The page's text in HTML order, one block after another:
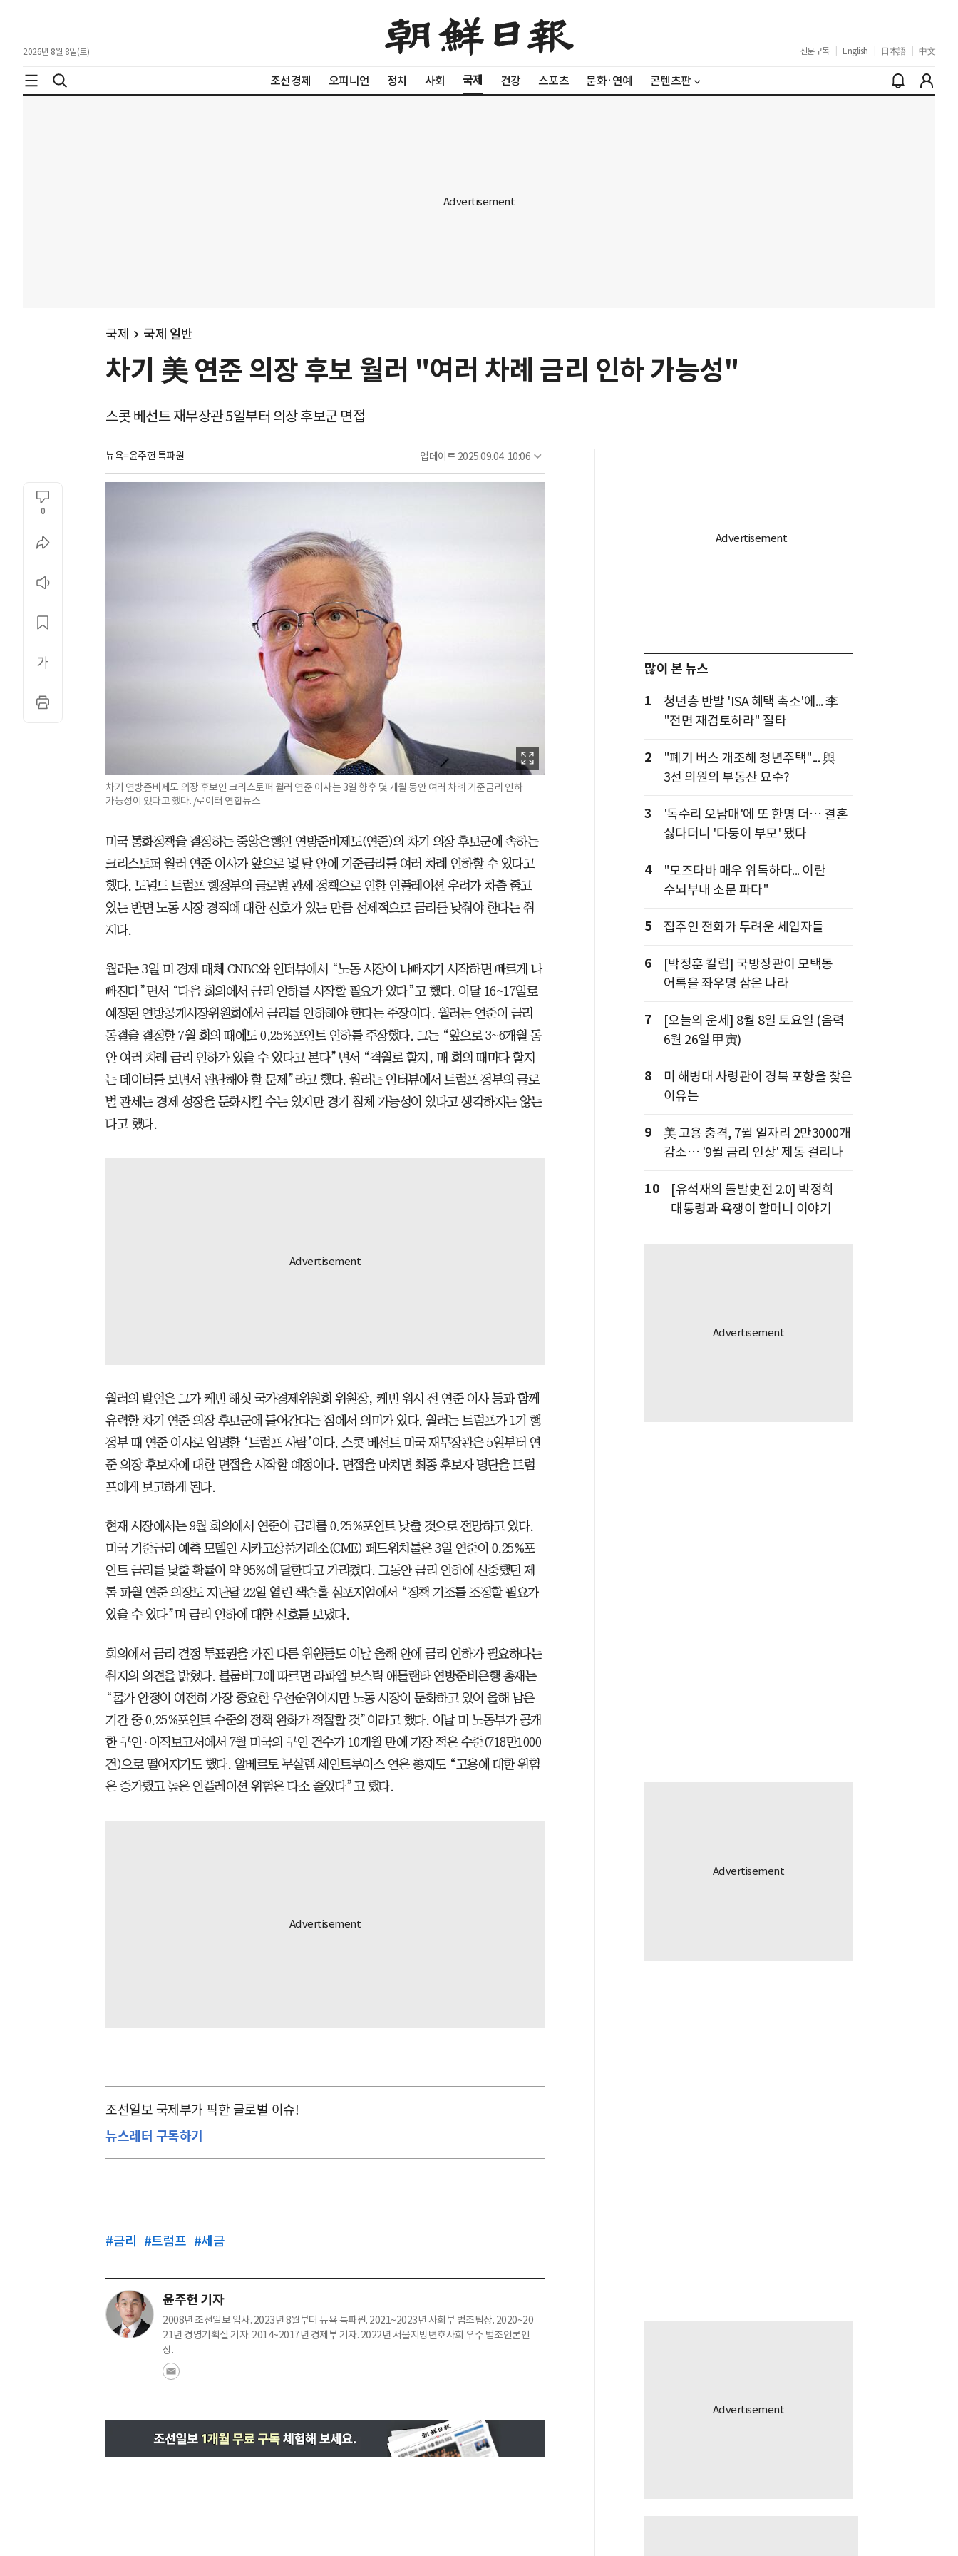
2026년 8월 8일(토) 신문구독 English 日本語 中文
조선경제 오피니언 정치 사회 국제 건강 스포츠 문화·연예 콘텐츠판
국제 국제 일반
차기 美 연준 의장 후보 월러 "여러 차례 금리 인하 가능성"
스콧 베선트 재무장관 5일부터 의장 후보군 면접
뉴욕=윤주헌 특파원 업데이트 2025.09.04. 10:06
0
차기 연방준비제도 의장 후보인 크리스토퍼 월러 연준 이사는 3일 향후 몇 개월 동안 여러 차례 기준금리 인하
가능성이 있다고 했다. /로이터 연합뉴스
미국 통화정책을 결정하는 중앙은행인 연방준비제도(연준)의 차기 의장 후보군에 속하는
크리스토퍼 월러 연준 이사가 앞으로 몇 달 안에 기준금리를 여러 차례 인하할 수 있다고
했다. 도널드 트럼프 행정부의 글로벌 관세 정책으로 인한 인플레이션 우려가 차츰 줄고
있는 반면 노동 시장 경직에 대한 신호가 있는 만큼 선제적으로 금리를 낮춰야 한다는 취
지다.
월러는 3일 미 경제 매체 CNBC와 인터뷰에서 “노동 시장이 나빠지기 시작하면 빠르게 나
빠진다”면서 “다음 회의에서 금리 인하를 시작할 필요가 있다”고 했다. 이달 16~17일로
예정된 연방공개시장위원회에서 금리를 인하해야 한다는 주장이다. 월러는 연준이 금리
동결을 결정한 7월 회의 때에도 0.25%포인트 인하를 주장했다. 그는 “앞으로 3~6개월 동
안 여러 차례 금리 인하가 있을 수 있다고 본다”면서 “격월로 할지, 매 회의 때마다 할지
는 데이터를 보면서 판단해야 할 문제”라고 했다. 월러는 인터뷰에서 트럼프 정부의 글로
벌 관세는 경제 성장을 둔화시킬 수는 있지만 경기 침체 가능성이 있다고 생각하지는 않는
다고 했다.
월러의 발언은 그가 케빈 해싯 국가경제위원회 위원장, 케빈 워시 전 연준 이사 등과 함께
유력한 차기 연준 의장 후보군에 들어간다는 점에서 의미가 있다. 월러는 트럼프가 1기 행
정부 때 연준 이사로 임명한 ‘트럼프 사람’이다. 스콧 베선트 미국 재무장관은 5일부터 연
준 의장 후보자에 대한 면접을 시작할 예정이다. 면접을 마치면 최종 후보자 명단을 트럼
프에게 보고하게 된다.
현재 시장에서는 9월 회의에서 연준이 금리를 0.25%포인트 낮출 것으로 전망하고 있다.
미국 기준금리 예측 모델인 시카고상품거래소(CME) 페드워치툴은 3일 연준이 0.25%포
인트 금리를 낮출 확률이 약 95%에 달한다고 가리켰다. 그동안 금리 인하에 신중했던 제
롬 파월 연준 의장도 지난달 22일 열린 잭슨홀 심포지엄에서 “정책 기조를 조정할 필요가
있을 수 있다”며 금리 인하에 대한 신호를 보냈다.
회의에서 금리 결정 투표권을 가진 다른 위원들도 이날 올해 안에 금리 인하가 필요하다는
취지의 의견을 밝혔다. 블룸버그에 따르면 라파엘 보스틱 애틀랜타 연방준비은행 총재는
“물가 안정이 여전히 가장 중요한 우선순위이지만 노동 시장이 둔화하고 있어 올해 남은
기간 중 0.25%포인트 수준의 정책 완화가 적절할 것”이라고 했다. 이날 미 노동부가 공개
한 구인·이직보고서에서 7월 미국의 구인 건수가 10개월 만에 가장 적은 수준(718만1000
건)으로 떨어지기도 했다. 알베르토 무살렘 세인트루이스 연은 총재도 “고용에 대한 위험
은 증가했고 높은 인플레이션 위험은 다소 줄었다”고 했다.
조선일보 국제부가 픽한 글로벌 이슈!
뉴스레터 구독하기
#금리 #트럼프 #세금
윤주헌 기자
2008년 조선일보 입사. 2023년 8월부터 뉴욕 특파원. 2021~2023년 사회부 법조팀장. 2020~20
21년 경영기획실 기자. 2014~2017년 경제부 기자. 2022년 서울지방변호사회 우수 법조언론인
상.
많이 본 뉴스
1
청년층 반발 'ISA 혜택 축소'에... 李
"전면 재검토하라" 질타
2
"폐기 버스 개조해 청년주택"... 與
3선 의원의 부동산 묘수?
3
'독수리 오남매'에 또 한명 더… 결혼
싫다더니 '다둥이 부모' 됐다
4
"모즈타바 매우 위독하다... 이란
수뇌부내 소문 파다"
5 집주인 전화가 두려운 세입자들
6
[박정훈 칼럼] 국방장관이 모택동
어록을 좌우명 삼은 나라
7
[오늘의 운세] 8월 8일 토요일 (음력
6월 26일 甲寅)
8
미 해병대 사령관이 경북 포항을 찾은
이유는
9
美 고용 충격, 7월 일자리 2만3000개
감소… '9월 금리 인상' 제동 걸리나
10
[유석재의 돌발史전 2.0] 박정희
대통령과 욕쟁이 할머니 이야기